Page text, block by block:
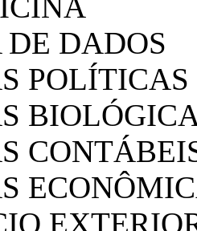
DADOS
POLÍTICAS